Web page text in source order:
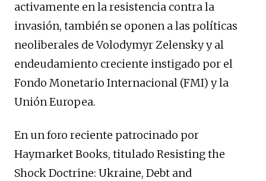
activamente en la resistencia contra la
invasión, también se oponen a las políticas
neoliberales de Volodymyr Zelensky y al
endeudamiento creciente instigado por el
Fondo Monetario Internacional (FMI) y la
Unión Europea.
En un foro reciente patrocinado por
Haymarket Books, titulado Resisting the
Shock Doctrine: Ukraine, Debt and